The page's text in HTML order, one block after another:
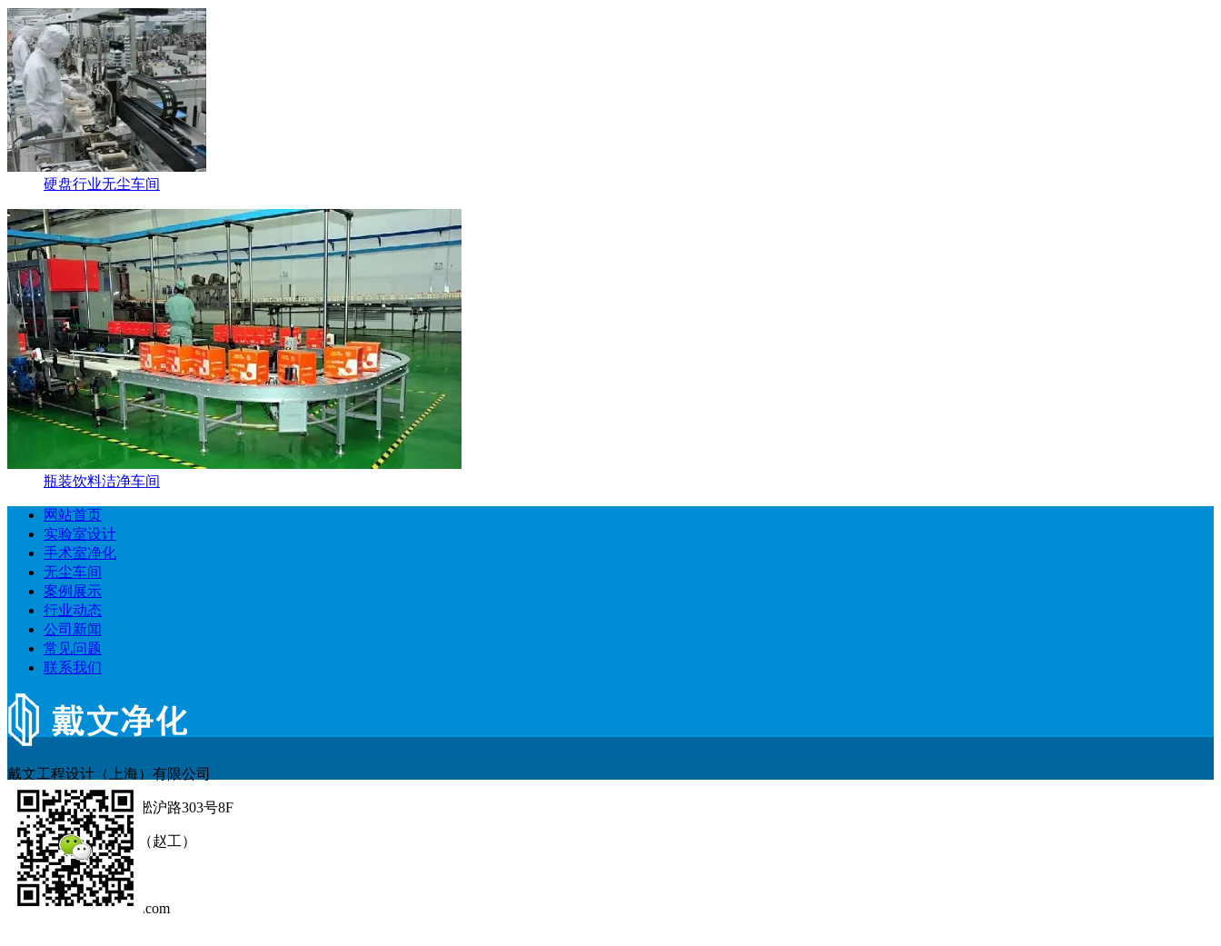
硬盘行业无尘车间
瓶装饮料洁净车间
网站首页
实验室设计
手术室净化
无尘车间
案例展示
行业动态
公司新闻
常见问题
联系我们
戴文工程设计（上海）有限公司
地址：上海市杨浦区淞沪路303号8F
电话：138 1628 8164（赵工）
固话：021-55668789
邮箱：info@shdaiwen.com